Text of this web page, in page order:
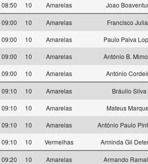
08:50
10 Amarelas Joao
09:00 10 Amarelas
Francisco
09:00
10 Amarelas
Paulo Paiva
09:00
10 Amarelas
António B.
09:00
10 Amarelas António
09:10 10 Amarelas
Bráulio Silva
09:10
10 Amarelas
Mateus
09:10
10 Amarelas
António Paulo
09:10
10 Vermelhas Arminda Gil
09:20 10 Amarelas
Armando